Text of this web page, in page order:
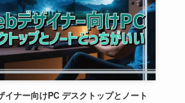
イナー向けPC デスクトップとノート